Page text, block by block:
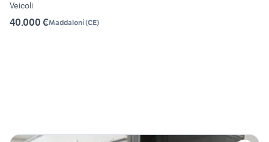
Veicoli
40.000 €Maddaloni(CE)